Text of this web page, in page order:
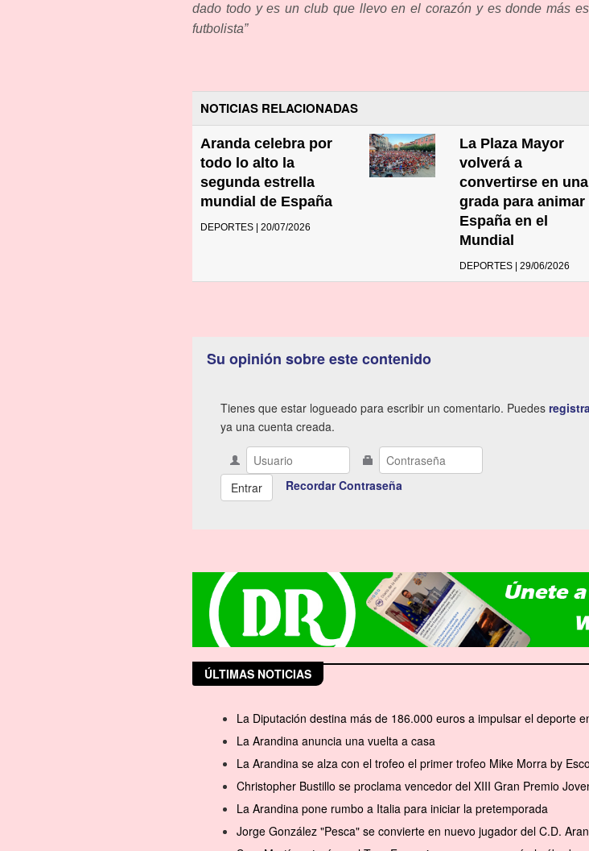
dado todo y es un club que llevo en el corazón y es donde más
futbolista”
NOTICIAS RELACIONADAS
Aranda celebra por
todo lo alto la
segunda estrella
mundial de España
DEPORTES | 20/07/2026
La Plaza Mayor
volverá a
convertirse en una
grada para animar
España en el
Mundial
DEPORTES | 29/06/2026
Su opinión sobre este contenido
Tienes que estar logueado para escribir un comentario. Puedes
ya una cuenta creada.
Recordar Contraseña
ÚLTIMAS NOTICIAS
La Diputación destina más de 186.000 euros a impulsar el deporte
La Arandina anuncia una vuelta a casa
La Arandina se alza con el trofeo el primer trofeo Mike Morra by
Christopher Bustillo se proclama vencedor del XIII Gran Premio
La Arandina pone rumbo a Italia para iniciar la pretemporada
Jorge González "Pesca" se convierte en nuevo jugador del C.D.